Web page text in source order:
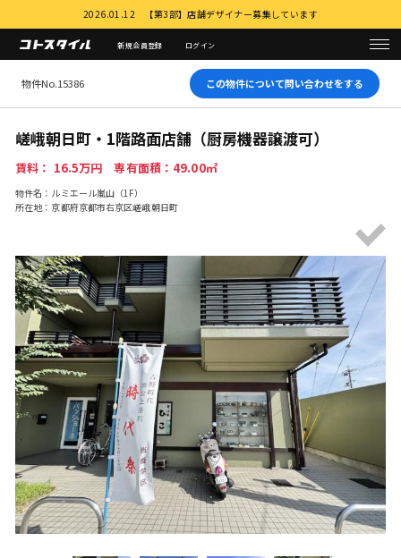
2026.01.12 【第3部】店舗デザイナー募集しています
新規会員登録 ログイン
物件No.15386 この物件について問い合わせをする
嵯峨朝日町・1階路面店舗（厨房機器譲渡可）
賃料： 16.5万円 専有面積：49.00㎡
物件名：ルミエール嵐山（1F）
所在地：京都府京都市右京区嵯峨朝日町